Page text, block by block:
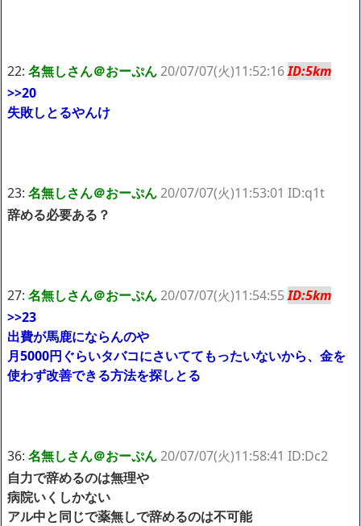
22: 名無しさん＠おーぷん20/07/07(火)11:52:16ID:5km
>>20
失敗しとるやんけ
23: 名無しさん＠おーぷん20/07/07(火)11:53:01 ID:q1t
辞める必要ある？
27: 名無しさん＠おーぷん20/07/07(火)11:54:55ID:5km
>>23
出費が馬鹿にならんのや
月5000円ぐらいタバコにさいててもったいないから、金を
使わず改善できる方法を探しとる
36: 名無しさん＠おーぷん20/07/07(火)11:58:41 ID:Dc2
自力で辞めるのは無理や
病院いくしかない
アル中と同じで薬無しで辞めるのは不可能